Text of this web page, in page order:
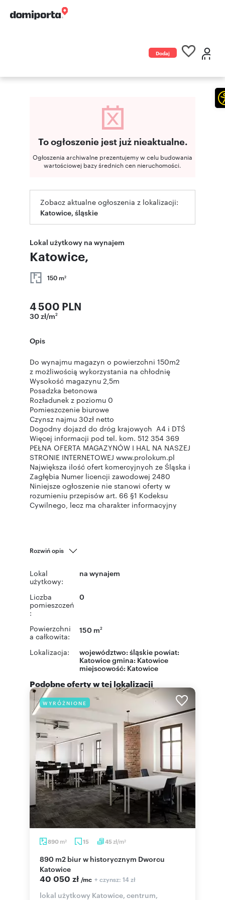
Dodaj
To ogłoszenie jest już nieaktualne.
Ogłoszenia archiwalne prezentujemy w celu budowania
wartościowej bazy średnich cen nieruchomości.
Zobacz aktualne ogłoszenia z lokalizacji:
Katowice, śląskie
Lokal użytkowy na wynajem
Katowice,
150 m2
4 500 PLN
30 zł/m2
Opis
Do wynajmu magazyn o powierzchni 150m2
z możliwością wykorzystania na chłodnię
Wysokość magazynu 2,5m
Posadzka betonowa
Rozładunek z poziomu 0
Pomieszczenie biurowe
Czynsz najmu 30zł netto
Dogodny dojazd do dróg krajowych A4 i DTŚ
Więcej informacji pod tel. kom. 512 354 369
PEŁNA OFERTA MAGAZYNÓW I HAL NA NASZEJ
STRONIE INTERNETOWEJ www.prolokum.pl
Największa ilość ofert komercyjnych ze Śląska i
Zagłębia Numer licencji zawodowej 2480
Niniejsze ogłoszenie nie stanowi oferty w
rozumieniu przepisów art. 66 §1 Kodeksu
Cywilnego, lecz ma charakter informacyjny
Rozwiń opis
Lokal
użytkowy:
na wynajem
Liczba
pomieszczeń
:
0
Powierzchni
a całkowita:
150 m2
Lokalizacja: województwo: śląskie powiat:
Katowicegmina: Katowice
miejscowość: Katowice
Podobne oferty w tej lokalizacji
WYRÓŻNIONE
890 m2 15 45 zł/m2
890 m2 biur w historycznym Dworcu
Katowice
40 050 zł /mc + czynsz: 14 zł
lokal użytkowy Katowice, centrum,